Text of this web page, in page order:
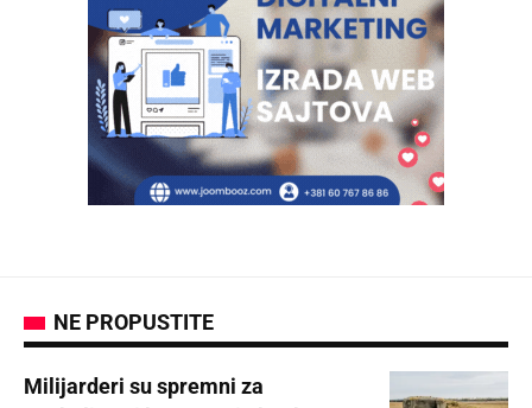
NE PROPUSTITE
Milijarderi su spremni za